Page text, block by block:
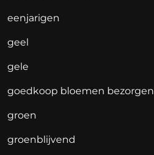
eenjarigen
geel
gele
goedkoop bloemen bezorgen
groen
groenblijvend